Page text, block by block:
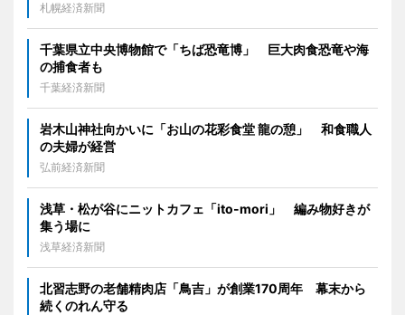
札幌経済新聞
千葉県立中央博物館で「ちば恐竜博」 巨大肉食恐竜や海
の捕食者も
千葉経済新聞
岩木山神社向かいに「お山の花彩食堂 龍の憩」 和食職人
の夫婦が経営
弘前経済新聞
浅草・松が谷にニットカフェ「ito-mori」 編み物好きが
集う場に
浅草経済新聞
北習志野の老舗精肉店「鳥吉」が創業170周年 幕末から
続くのれん守る